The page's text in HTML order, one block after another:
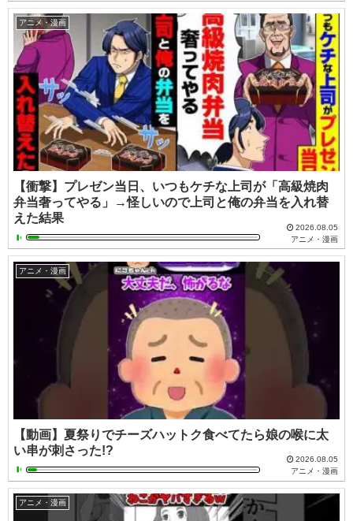
アニメ・漫画
【衝撃】プレゼン当日、いつもケチな上司が「高級焼肉
弁当奢ってやる」→怪しいので上司と俺の弁当を入れ替
えた結果
2026.08.05
アニメ・漫画
アニメ・漫画
【動画】夏祭りでチーズハットク食べてたら娘の喉に太
い串が刺さった!?
2026.08.05
アニメ・漫画
アニメ・漫画